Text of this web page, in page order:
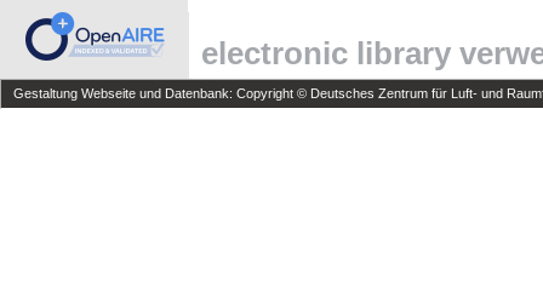
electronic library
Gestaltung Webseite und Datenbank: Copyright © Deutsches Zentrum für Luft- und